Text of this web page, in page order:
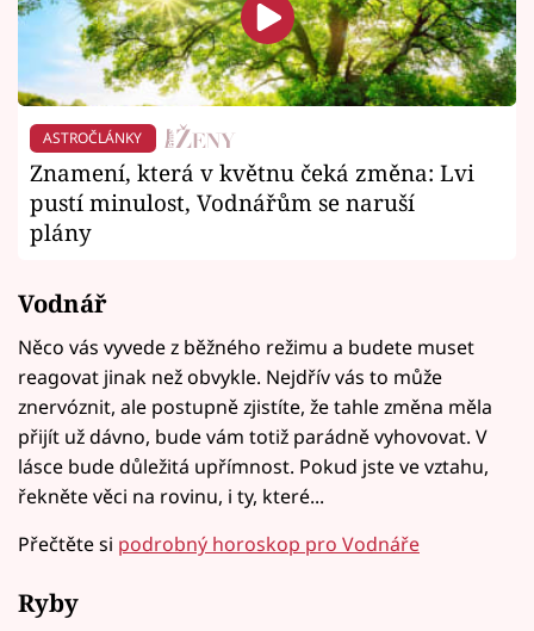
ASTROČLÁNKY
Znamení, která v květnu čeká změna: Lvi
pustí minulost, Vodnářům se naruší
plány
Vodnář
Něco vás vyvede z běžného režimu a budete muset
reagovat jinak než obvykle. Nejdřív vás to může
znervóznit, ale postupně zjistíte, že tahle změna měla
přijít už dávno, bude vám totiž parádně vyhovovat. V
lásce bude důležitá upřímnost. Pokud jste ve vztahu,
řekněte věci na rovinu, i ty, které...
Přečtěte si podrobný horoskop pro Vodnáře
Ryby